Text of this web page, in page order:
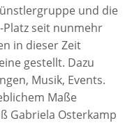
und die
seit nunmehr
in dieser Zeit
gestellt. Dazu
Musik, Events.
Maße
Gabriela Osterkamp